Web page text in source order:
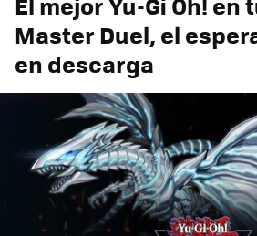
Master Duel, el
en descarga